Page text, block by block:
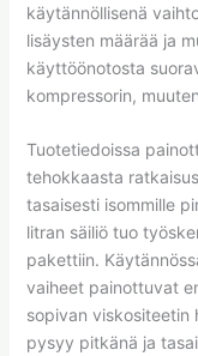
käytännöllisenä
lisäysten määrää ja
käyttöönotosta
kompressorin,
Tuotetiedoissa
tehokkaasta
tasaisesti isommille
litran säiliö tuo
pakettiin.
vaiheet painottuvat
sopivan viskositeetin
pysyy pitkänä ja